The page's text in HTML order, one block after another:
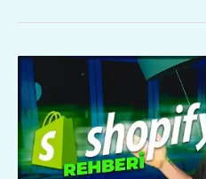
Shopify
Dropshipping’e
Başlamak
–
Temel
Atıyoruz!